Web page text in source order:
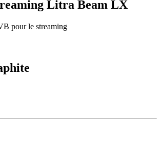
Litra Beam LX
pour le streaming